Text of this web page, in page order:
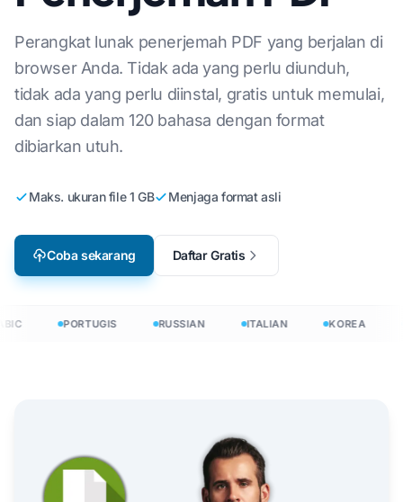
Perangkat lunak penerjemah PDF yang berjalan di
browser Anda. Tidak ada yang perlu diunduh,
tidak ada yang perlu diinstal, gratis untuk memulai,
dan siap dalam 120 bahasa dengan format
dibiarkan utuh.
Maks. ukuran file 1 GB Menjaga format asli
Coba sekarang Daftar Gratis
PORTUGIS RUSSIAN ITALIAN KOREA